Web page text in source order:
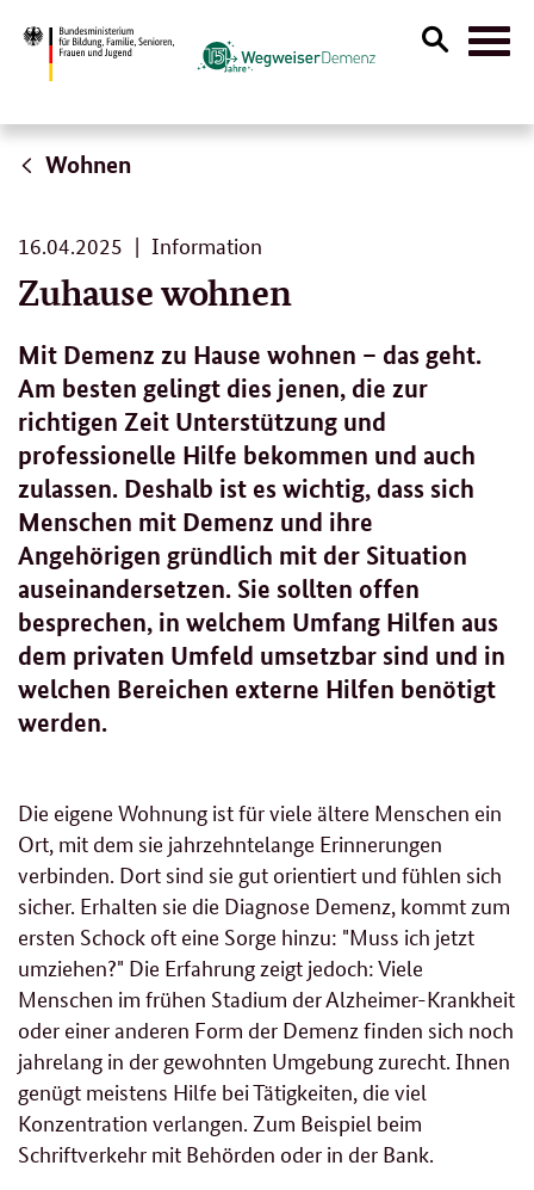
Suche
Wohnen
Zuhause wohnen
16.04.2025 16.
04.
2025
Information
Mit Demenz zu Hause wohnen – das geht.
Am besten gelingt dies jenen, die zur
richtigen Zeit Unterstützung und
professionelle Hilfe bekommen und auch
zulassen. Deshalb ist es wichtig, dass sich
Menschen mit Demenz und ihre
Angehörigen gründlich mit der Situation
auseinandersetzen. Sie sollten offen
besprechen, in welchem Umfang Hilfen aus
dem privaten Umfeld umsetzbar sind und in
welchen Bereichen externe Hilfen benötigt
werden.
Die eigene Wohnung ist für viele ältere Menschen ein
Ort, mit dem sie jahrzehntelange Erinnerungen
verbinden. Dort sind sie gut orientiert und fühlen sich
sicher. Erhalten sie die Diagnose Demenz, kommt zum
ersten Schock oft eine Sorge hinzu: "Muss ich jetzt
umziehen?" Die Erfahrung zeigt jedoch: Viele
Menschen im frühen Stadium der Alzheimer-Krankheit
oder einer anderen Form der Demenz finden sich noch
jahrelang in der gewohnten Umgebung zurecht. Ihnen
genügt meistens Hilfe bei Tätigkeiten, die viel
Konzentration verlangen. Zum Beispiel beim
Schriftverkehr mit Behörden oder in der Bank.